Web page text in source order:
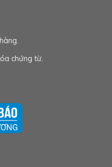
chứng từ.